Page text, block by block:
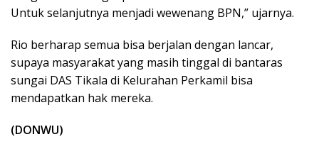
Untuk selanjutnya menjadi wewenang BPN,” ujarnya.
Rio berharap semua bisa berjalan dengan lancar,
supaya masyarakat yang masih tinggal di bantaras
sungai DAS Tikala di Kelurahan Perkamil bisa
mendapatkan hak mereka.
(DONWU)